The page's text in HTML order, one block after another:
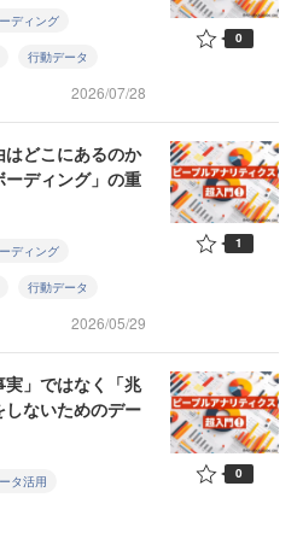
ディング
行動データ
2026/07/28
0
どこにあるのか
ディング」の重
ディング
行動データ
2026/05/29
1
」ではなく「兆
ないためのデー
タ活用 0